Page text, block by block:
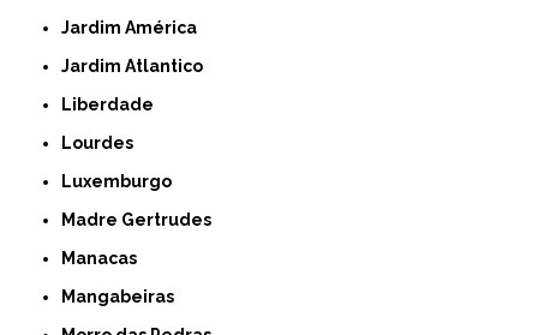
Jardim América
Jardim Atlantico
Liberdade
Lourdes
Luxemburgo
Madre Gertrudes
Manacas
Mangabeiras